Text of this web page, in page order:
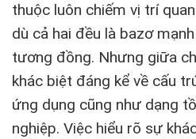
thuộc luôn chiếm vị trí
dù cả hai đều là bazơ
tương đồng. Nhưng giữa
khác biệt đáng kể về cấu
ứng dụng cũng như dạng
nghiệp. Việc hiểu rõ sự